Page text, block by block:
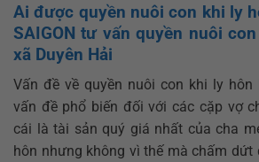
Ai được quyền nuôi con khi ly
SAIGON tư vấn quyền nuôi
xã Duyên Hải
Vấn đề về quyền nuôi con khi ly
vấn đề phổ biến đối với các cặp vợ
cái là tài sản quý giá nhất của cha
hôn nhưng không vì thế mà chấm dứt